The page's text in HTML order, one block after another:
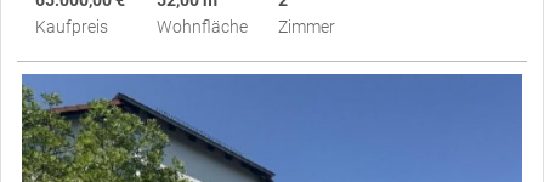
Kaufpreis
Wohnfläche
Zimmer